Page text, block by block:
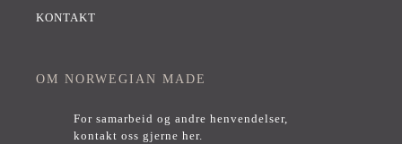
KONTAKT
OM NORWEGIAN MADE
For samarbeid og andre henvendelser,
kontakt oss gjerne her.